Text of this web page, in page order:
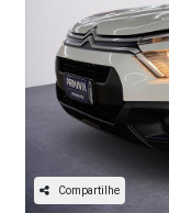
Compartilhe